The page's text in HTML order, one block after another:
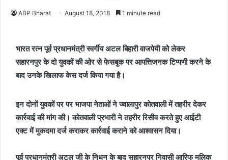
ABP Bharat August 18, 2018 1 minute read
भारत रत्न पूर्व प्रधानमंत्री स्वर्गीय अटल बिहारी वाजपेयी को लेकर
सहारनपुर के दो युवकों की ओर से फेसबुक पर आपत्तिजनक टिप्पणी करने के
बाद उनके खिलाफ केस दर्ज किया गया है।
इन दोनों युवकों पर पर भाजपा नेताओं ने ज्वालापुर कोतवाली में तहरीर देकर
कार्रवाई की मांग की। कोतवाली प्रभारी ने तहरीर रिसीव करते हुए आईटी
एक्ट में मुकदमा दर्ज कराकर कार्रवाई कराने को आश्वासन दिया।
पूर्व प्रधानमंत्री अटल जी के निधन के बाद सहारनपुर निवासी आरिफ मलिक